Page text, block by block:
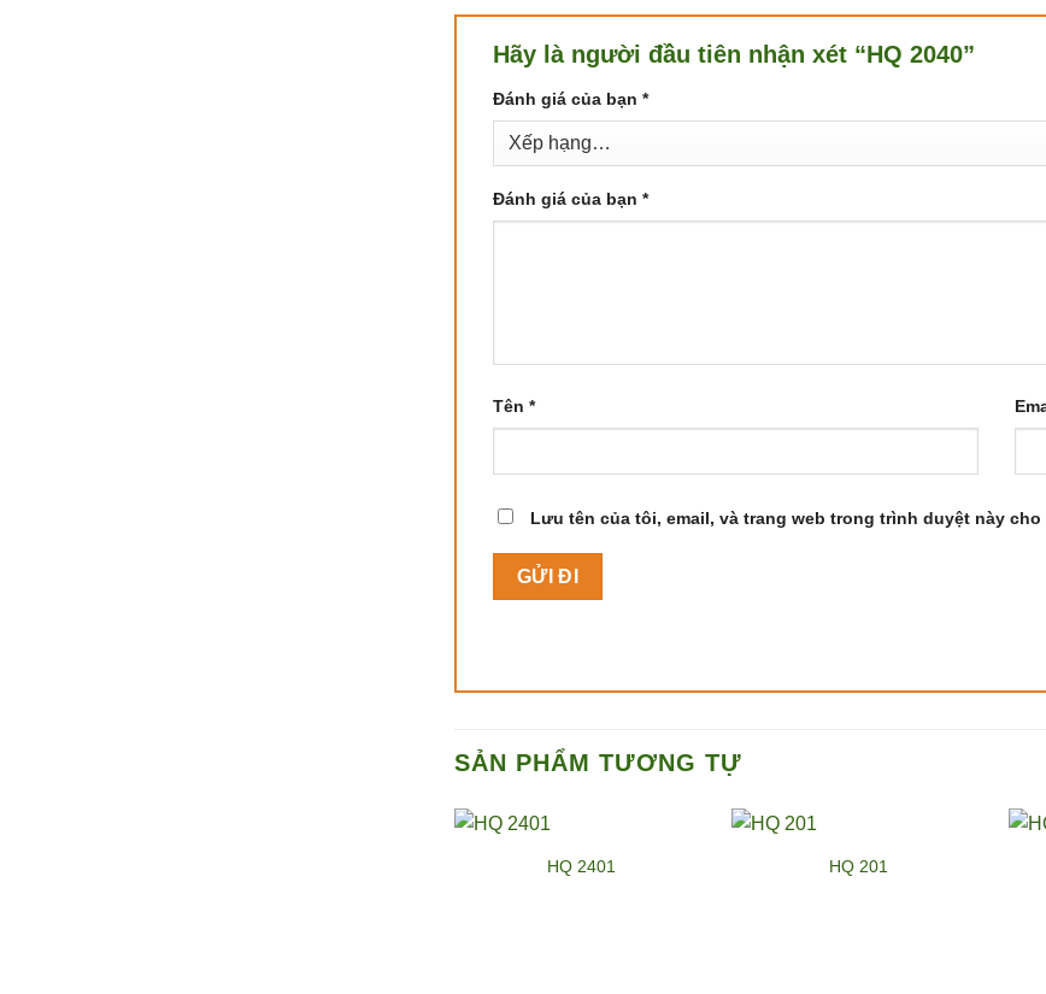
Hãy là người đầu tiên nhận xét “HQ 2040”
Đánh giá của bạn *
Đánh giá của bạn *
Tên *
Lưu tên của tôi, email, và trang web trong trình duyệt này
SẢN PHẨM TƯƠNG TỰ
HQ 2401 HQ 201